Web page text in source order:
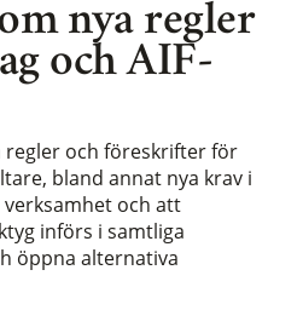
nya regler
och AIF-
regler och föreskrifter för
bland annat nya krav i
och att
införs i samtliga
öppna alternativa